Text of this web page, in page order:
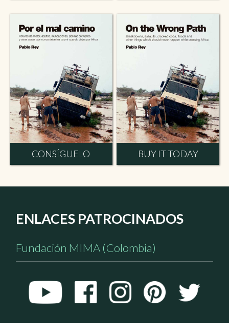
CONSÍGUELO BUY IT TODAY
ENLACES PATROCINADOS
Fundación MIMA (Colombia)